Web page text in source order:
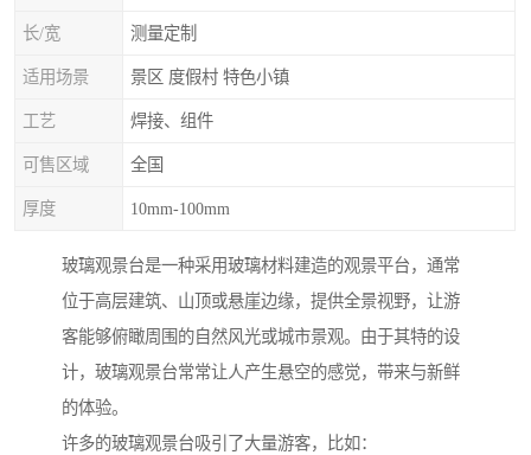
长/宽 测量定制
适用场景 景区 度假村 特色小镇
工艺 焊接、组件
可售区域 全国
厚度 10mm-100mm
玻璃观景台是一种采用玻璃材料建造的观景平台，通常
位于高层建筑、山顶或悬崖边缘，提供全景视野，让游
客能够俯瞰周围的自然风光或城市景观。由于其特的设
计，玻璃观景台常常让人产生悬空的感觉，带来与新鲜
的体验。
许多的玻璃观景台吸引了大量游客，比如：